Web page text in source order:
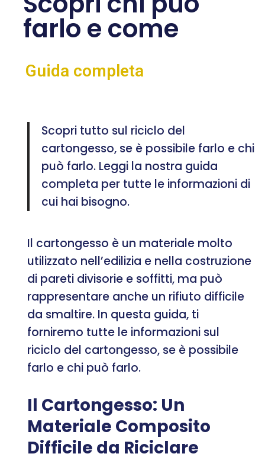
farlo e come
Guida completa
Scopri tutto sul riciclo del
cartongesso, se è possibile farlo e chi
può farlo. Leggi la nostra guida
completa per tutte le informazioni di
cui hai bisogno.
Il cartongesso è un materiale molto
utilizzato nell’edilizia e nella costruzione
di pareti divisorie e soffitti, ma può
rappresentare anche un rifiuto difficile
da smaltire. In questa guida, ti
forniremo tutte le informazioni sul
riciclo del cartongesso, se è possibile
farlo e chi può farlo.
Il Cartongesso: Un
Materiale Composito
Difficile da Riciclare